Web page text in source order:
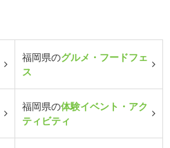
福岡県のグルメ・フードフェ
ス
福岡県の体験イベント・アク
ティビティ